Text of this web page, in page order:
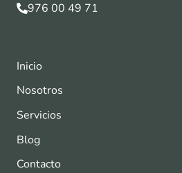
976 00 49 71
Inicio
Nosotros
Servicios
Blog
Contacto